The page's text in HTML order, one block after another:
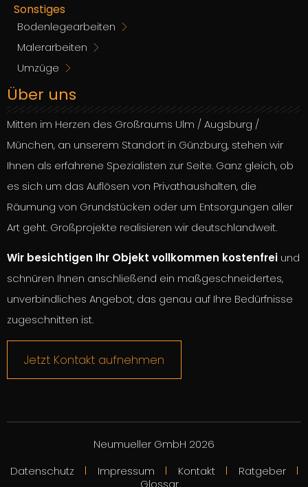
Sonstiges
Bodenlegearbeiten
Malerarbeiten
Umzüge
Über uns
Mitten im Herzen des Großraums Ulm / Augsburg /
München, an unserem Standort in Günzburg, stehen wir
Ihnen als erfahrene Spezialisten zur Seite. Ganz gleich, ob
es sich um das Auflösen von Privathaushalten, die
Räumung von Grundstücken oder um Entsorgungen aller
Art geht. Großprojekte realisieren wir deutschlandweit.
Wir besichtigen Ihr Objekt vollkommen kostenfrei und
schnüren Ihnen anschließend ein maßgeschneidertes,
unverbindliches Angebot, das genau auf Ihre Bedürfnisse
zugeschnitten ist.
Jetzt Kontakt aufnehmen
Neumueller GmbH 2026
Datenschutz
Impressum Kontakt
Ratgeber
Glossar